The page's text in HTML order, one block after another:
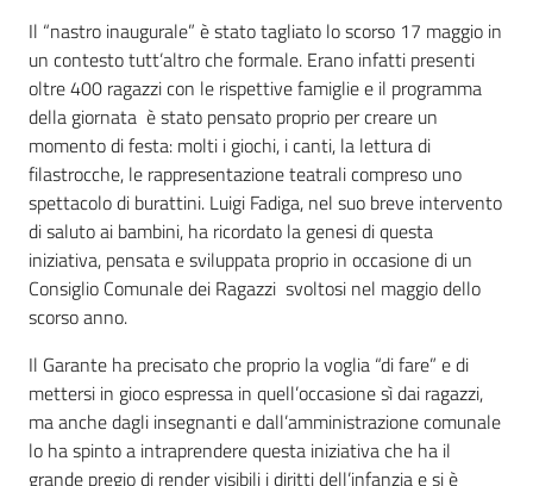
Per i cittadini
Il “nastro inaugurale” è stato tagliato lo scorso 17 maggio in
un contesto tutt’altro che formale. Erano infatti presenti
oltre 400 ragazzi con le rispettive famiglie e il programma
della giornata è stato pensato proprio per creare un
momento di festa: molti i giochi, i canti, la lettura di
filastrocche, le rappresentazione teatrali compreso uno
spettacolo di burattini. Luigi Fadiga, nel suo breve intervento
di saluto ai bambini, ha ricordato la genesi di questa
iniziativa, pensata e sviluppata proprio in occasione di un
Consiglio Comunale dei Ragazzi svoltosi nel maggio dello
scorso anno.
Il Garante ha precisato che proprio la voglia “di fare” e di
mettersi in gioco espressa in quell’occasione sì dai ragazzi,
ma anche dagli insegnanti e dall’amministrazione comunale
lo ha spinto a intraprendere questa iniziativa che ha il
grande pregio di render visibili i diritti dell’infanzia e si è